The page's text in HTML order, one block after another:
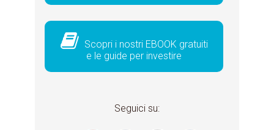
Scopri i nostri EBOOK gratuiti
e le guide per investire
Seguici su: